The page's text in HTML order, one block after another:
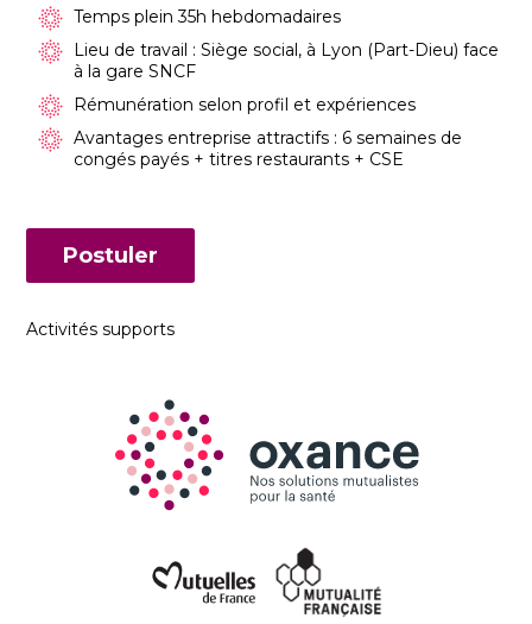
Temps plein 35h hebdomadaires
Lieu de travail : Siège social, à Lyon (Part-Dieu) face
à la gare SNCF
Rémunération selon profil et expériences
Avantages entreprise attractifs : 6 semaines de
congés payés + titres restaurants + CSE
Postuler
Activités supports